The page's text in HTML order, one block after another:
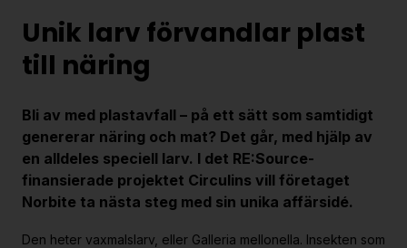
För dig i projekt
Programorganisation
Innovationsagenda
Medlemskap
Grafisk profil och mallar
Unik larv förvandlar plast
till näring
Bli av med plastavfall – på ett sätt som samtidigt
genererar näring och mat? Det går, med hjälp av
en alldeles speciell larv. I det RE:Source-
finansierade projektet Circulins vill företaget
Norbite ta nästa steg med sin unika affärsidé.
Den heter vaxmalslarv, eller Galleria mellonella. Insekten som